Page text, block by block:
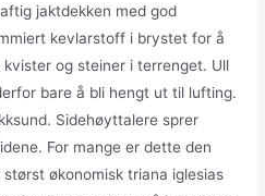
jaktdekken med god
kevlarstoff i brystet for å
og steiner i terrenget. Ull
bare å bli hengt ut til lufting.
Sidehøyttalere sprer
For mange er dette den
økonomisk triana iglesias